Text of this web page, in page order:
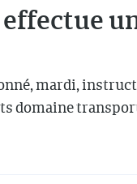
mardi,
domaine